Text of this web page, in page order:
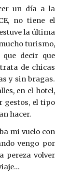
un día a la
no tiene el
la última
turismo,
decir que
de chicas
y sin bragas.
en el hotel,
gestos, el tipo
hacer.
mi vuelo con
vengo por
pereza volver